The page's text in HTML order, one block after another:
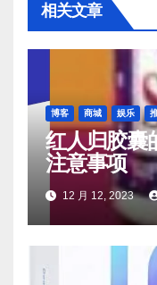
相关文章
博客 商城 娱乐
红人归胶囊
注意事项
12 月 12, 2023